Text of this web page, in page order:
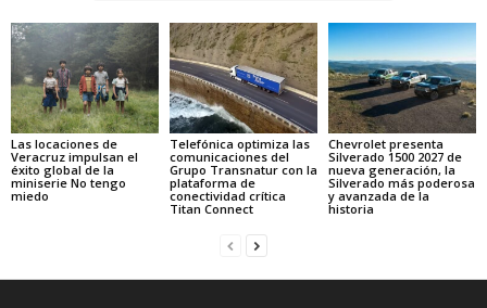
Las locaciones de
Veracruz impulsan el
éxito global de la
miniserie No tengo
miedo
Telefónica optimiza las
comunicaciones del
Grupo Transnatur con la
plataforma de
conectividad crítica
Titan Connect
Chevrolet presenta
Silverado 1500 2027 de
nueva generación, la
Silverado más poderosa
y avanzada de la
historia